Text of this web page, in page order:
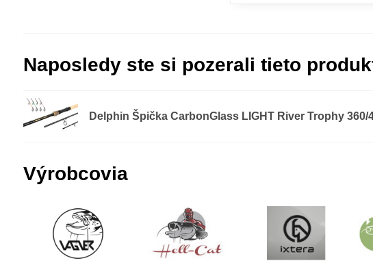
Naposledy ste si pozerali tieto
Delphin Špička CarbonGlass LIGHT River Trophy 360/
Výrobcovia